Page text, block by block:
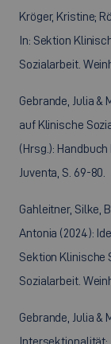
Kröger, Kristine;
In: Sektion
Sozialarbeit.
Gebrande, Julia &
auf Klinische
(Hrsg.):
Juventa, S. 69-80.
Gahleitner, Silke,
Antonia (2024):
Sektion Klinische
Sozialarbeit.
Gebrande, Julia &
Intersektionalität: